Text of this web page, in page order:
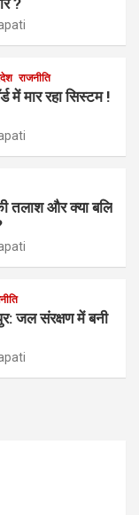
राजनीति
में मार रहा सिस्टम !
तलाश और क्या बलि
जल संरक्षण में बनी